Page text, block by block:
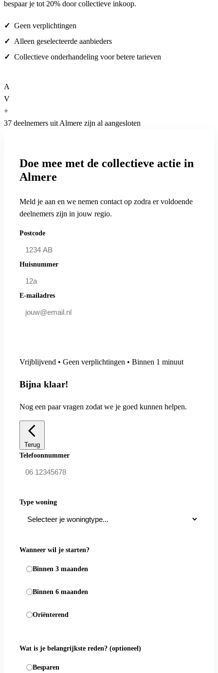
bespaar je tot 20% door collectieve inkoop.
Geen verplichtingen
Alleen geselecteerde aanbieders
Collectieve onderhandeling voor betere tarieven
A
V
+
37 deelnemers uit Almere zijn al aangesloten
Doe mee met de collectieve actie in
Almere
Meld je aan en we nemen contact op zodra er voldoende
deelnemers zijn in jouw regio.
Postcode
Huisnummer
E-mailadres
Vrijblijvend • Geen verplichtingen • Binnen 1 minuut
Bijna klaar!
Nog een paar vragen zodat we je goed kunnen helpen.
Terug
Telefoonnummer
Type woning
Wanneer wil je starten?
Binnen 3 maanden
Binnen 6 maanden
Oriënterend
Wat is je belangrijkste reden? (optioneel)
Besparen